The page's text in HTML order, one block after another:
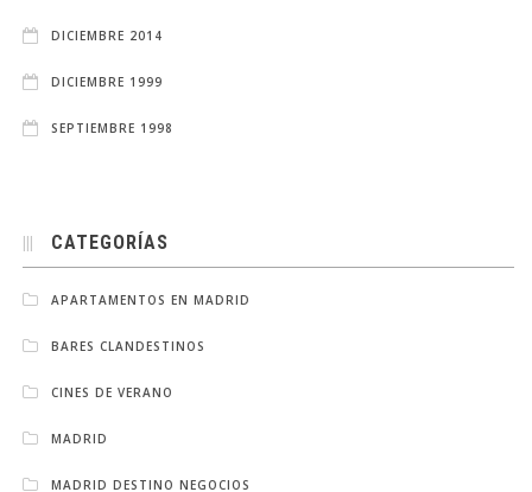
DICIEMBRE 2014
DICIEMBRE 1999
SEPTIEMBRE 1998
CATEGORÍAS
APARTAMENTOS EN MADRID
BARES CLANDESTINOS
CINES DE VERANO
MADRID
MADRID DESTINO NEGOCIOS